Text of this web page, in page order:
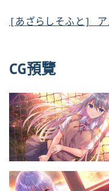
[あざらしそふと] ア
CG預覽